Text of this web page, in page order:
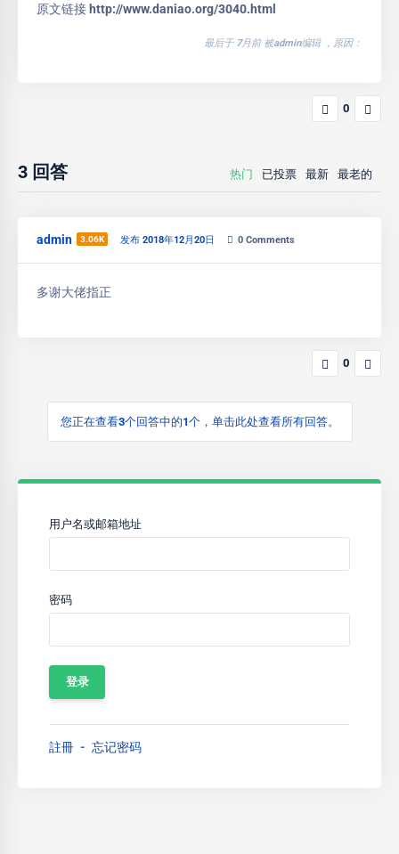
原文链接 http://www.daniao.org/3040.html
最后于 7月前 被admin编辑 ，原因：
0
3 回答 热门 已投票 最新 最老的
admin 3.06K 发布 2018年12月20日 0 Comments
多谢大佬指正
0
您正在查看3个回答中的1个，单击此处查看所有回答。
用户名或邮箱地址
密码
註冊 忘记密码